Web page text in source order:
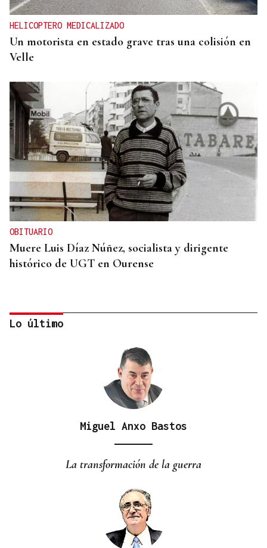
HELICOPTERO MEDICALIZADO
Un motorista en estado grave tras una colisión en
Velle
OBITUARIO
Muere Luis Díaz Núñez, socialista y dirigente
histórico de UGT en Ourense
entrada a las termas de Outariz
Lo último
Miguel Anxo Bastos
La transformación de la guerra